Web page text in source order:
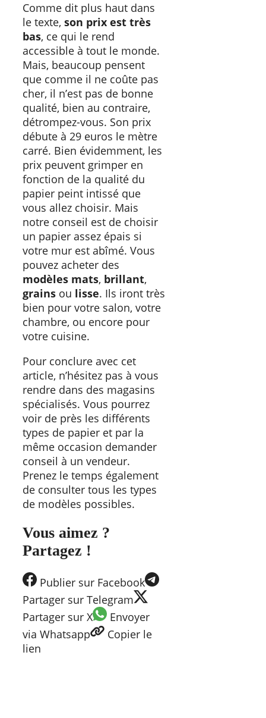
Comme dit plus haut dans
le texte, son prix est très
bas, ce qui le rend
accessible à tout le monde.
Mais, beaucoup pensent
que comme il ne coûte pas
cher, il n’est pas de bonne
qualité, bien au contraire,
détrompez-vous. Son prix
débute à 29 euros le mètre
carré. Bien évidemment, les
prix peuvent grimper en
fonction de la qualité du
papier peint intissé que
vous allez choisir. Mais
notre conseil est de choisir
un papier assez épais si
votre mur est abîmé. Vous
pouvez acheter des
modèles mats, brillant,
grains ou lisse. Ils iront très
bien pour votre salon, votre
chambre, ou encore pour
votre cuisine.
Pour conclure avec cet
article, n’hésitez pas à vous
rendre dans des magasins
spécialisés. Vous pourrez
voir de près les différents
types de papier et par la
même occasion demander
conseil à un vendeur.
Prenez le temps également
de consulter tous les types
de modèles possibles.
Vous aimez ?
Partagez !
Publier sur Facebook
Partager sur Telegram
Partager sur X
Envoyer
via Whatsapp
Copier le
lien